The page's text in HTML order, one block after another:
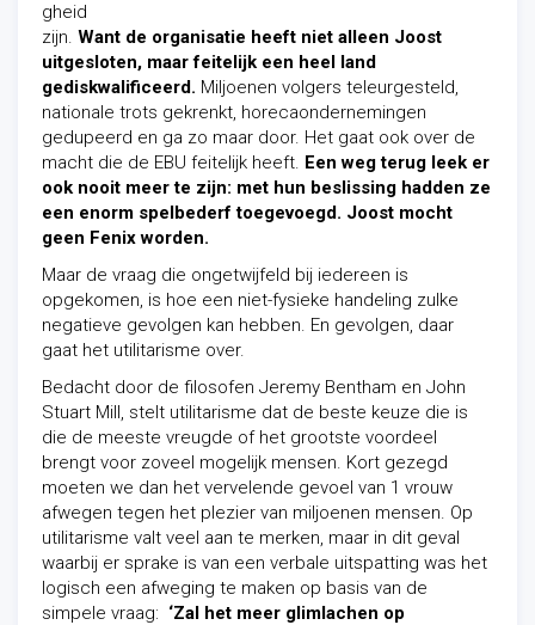
gheid
zijn. Want de organisatie heeft niet alleen Joost
uitgesloten, maar feitelijk een heel land
gediskwalificeerd. Miljoenen volgers teleurgesteld,
nationale trots gekrenkt, horecaondernemingen
gedupeerd en ga zo maar door. Het gaat ook over de
macht die de EBU feitelijk heeft. Een weg terug leek er
ook nooit meer te zijn: met hun beslissing hadden ze
een enorm spelbederf toegevoegd. Joost mocht
geen Fenix worden.
Maar de vraag die ongetwijfeld bij iedereen is
opgekomen, is hoe een niet-fysieke handeling zulke
negatieve gevolgen kan hebben. En gevolgen, daar
gaat het utilitarisme over.
Bedacht door de filosofen Jeremy Bentham en John
Stuart Mill, stelt utilitarisme dat de beste keuze die is
die de meeste vreugde of het grootste voordeel
brengt voor zoveel mogelijk mensen. Kort gezegd
moeten we dan het vervelende gevoel van 1 vrouw
afwegen tegen het plezier van miljoenen mensen. Op
utilitarisme valt veel aan te merken, maar in dit geval
waarbij er sprake is van een verbale uitspatting was het
logisch een afweging te maken op basis van de
simpele vraag: ‘Zal het meer glimlachen op